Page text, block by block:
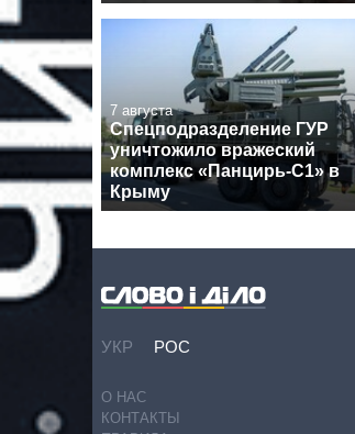
7 августа
Спецподразделение ГУР
уничтожило вражеский
комплекс «Панцирь-С1» в
Крыму
УКР РОС
О НАС
КОНТАКТЫ